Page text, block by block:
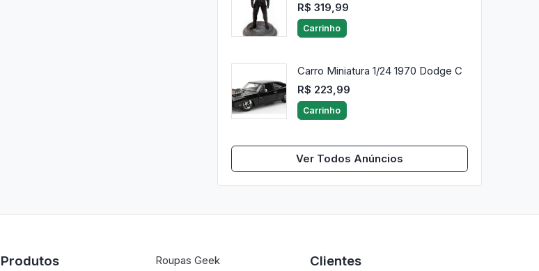
R$ 319,99
Carrinho
Carro Miniatura 1/24 1970 Dodge C
R$ 223,99
Carrinho
Ver Todos Anúncios
Produtos
Roupas Geek
Clientes